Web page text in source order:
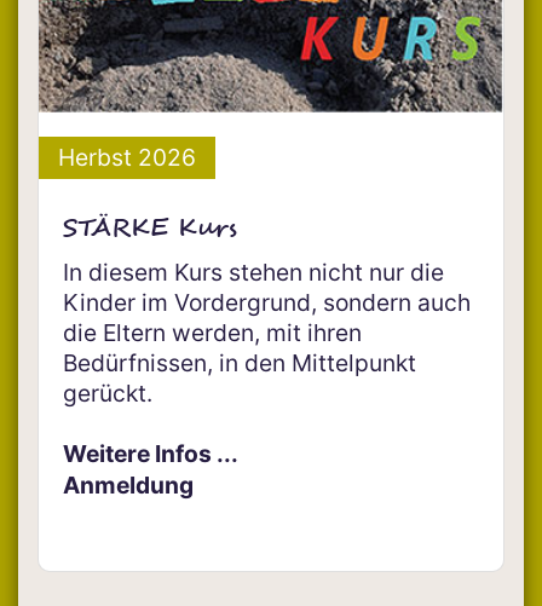
Herbst 2026
STÄRKE Kurs
In diesem Kurs stehen nicht nur die
Kinder im Vordergrund, sondern auch
die Eltern werden, mit ihren
Bedürfnissen, in den Mittelpunkt
gerückt.
Weitere Infos ...
Anmeldung